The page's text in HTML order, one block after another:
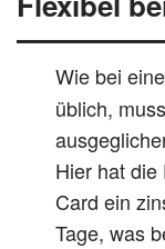
Wie bei
üblich,
Hier hat
Card ein
Tage, was